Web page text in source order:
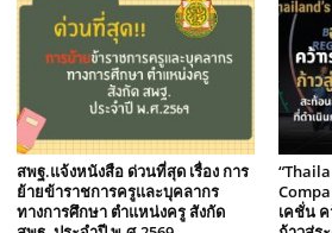
สพฐ.แจ้งหนังสือ ด่วนที่สุด เรื่อง การ
ย้ายข้าราชการครูและบุคลากร
ทางการศึกษา ตำแหน่งครู สังกัด
เคชั่น ค